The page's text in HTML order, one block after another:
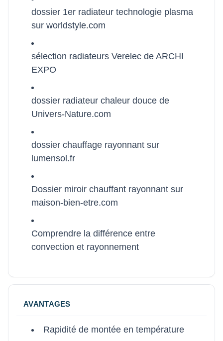
dossier 1er radiateur technologie plasma
sur worldstyle.com
sélection radiateurs Verelec de ARCHI
EXPO
dossier radiateur chaleur douce de
Univers-Nature.com
dossier chauffage rayonnant sur
lumensol.fr
Dossier miroir chauffant rayonnant sur
maison-bien-etre.com
Comprendre la différence entre
convection et rayonnement
AVANTAGES
Rapidité de montée en température